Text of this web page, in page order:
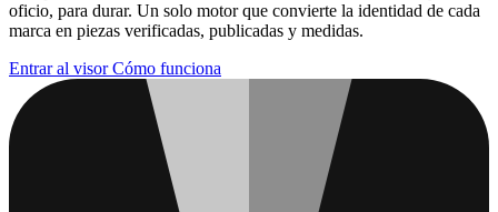
oficio, para durar. Un solo motor que convierte la identidad de cada
marca en piezas verificadas, publicadas y medidas.
Entrar al visorCómo funciona